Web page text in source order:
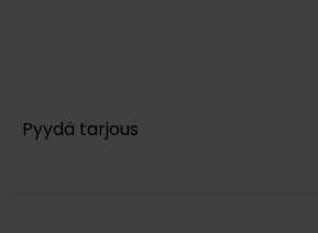
Pyydä tarjous